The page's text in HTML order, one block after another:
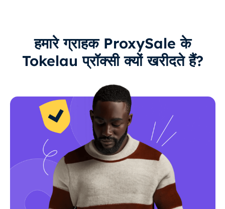
हमारे ग्राहक ProxySale के
Tokelau प्रॉक्सी क्यों खरीदते हैं?